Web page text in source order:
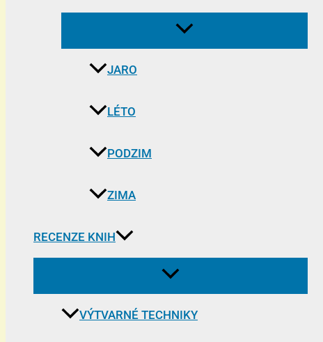
JARO
LÉTO
PODZIM
ZIMA
RECENZE KNIH
VÝTVARNÉ TECHNIKY